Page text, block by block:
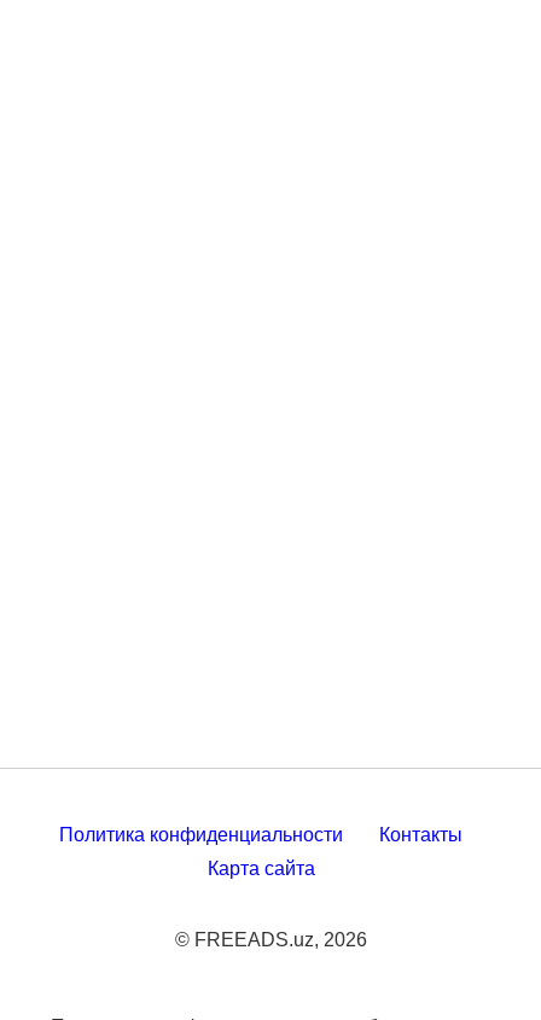
Политика конфиденциальности
Контакты
Карта сайта
© FREEADS.uz, 2026